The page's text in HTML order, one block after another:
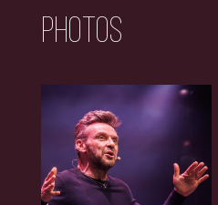
Photos